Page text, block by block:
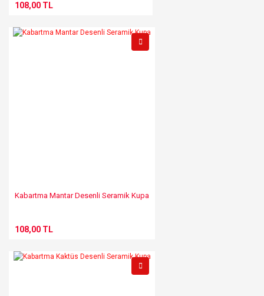
108,00 TL
Kabartma Mantar Desenli Seramik Kupa
108,00 TL